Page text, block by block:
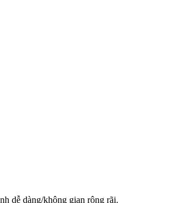
dễ dàng/không gian rộng rãi.